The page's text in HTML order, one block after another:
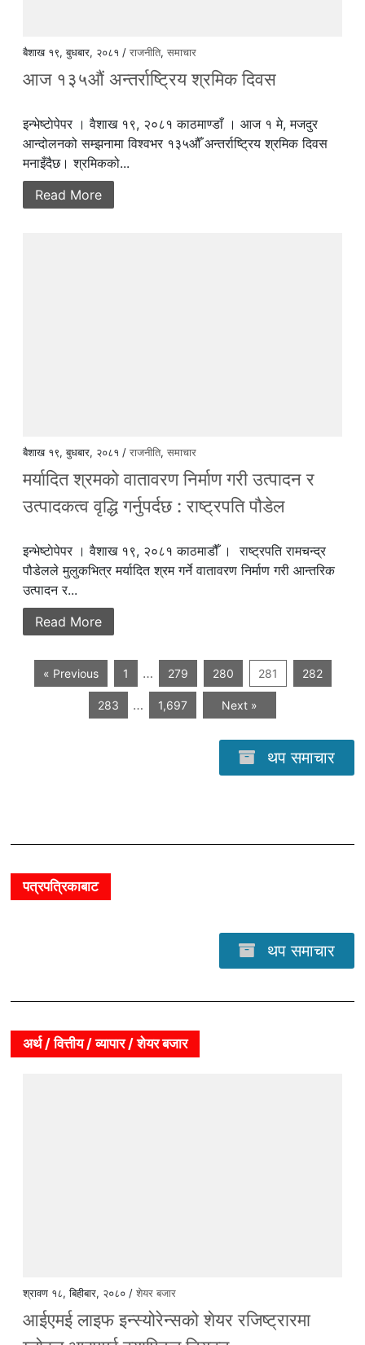
बैशाख १९, बुधबार, २०८१ /राजनीति,समाचार
आज १३५औं अन्तर्राष्ट्रिय श्रमिक दिवस
इन्भेष्टाेपेपर । वैशाख १९, २०८१ काठमाण्डाँ । आज १ मे, मजदुर
आन्दोलनको सम्झनामा विश्वभर १३५औँ अन्तर्राष्ट्रिय श्रमिक दिवस
मनाइँदैछ। श्रमिकको...
Read More
बैशाख १९, बुधबार, २०८१ /राजनीति,समाचार
मर्यादित श्रमको वातावरण निर्माण गरी उत्पादन र
उत्पादकत्व वृद्धि गर्नुपर्दछ : राष्ट्रपति पौडेल
इन्भेष्टाेपेपर । वैशाख १९, २०८१ काठमाडौँ । राष्ट्रपति रामचन्द्र
पौडेलले मुलुकभित्र मर्यादित श्रम गर्ने वातावरण निर्माण गरी आन्तरिक
उत्पादन र...
Read More
« Previous 1 … 279 280 281 282
283 … 1,697 Next »
थप समाचार
पत्रपत्रिकाबाट
थप समाचार
अर्थ / वित्तीय / व्यापार / शेयर बजार
श्रावण १८, बिहीबार, २०८० /शेयर बजार
आईएमई लाइफ इन्स्योरेन्सको शेयर रजिष्ट्रारमा